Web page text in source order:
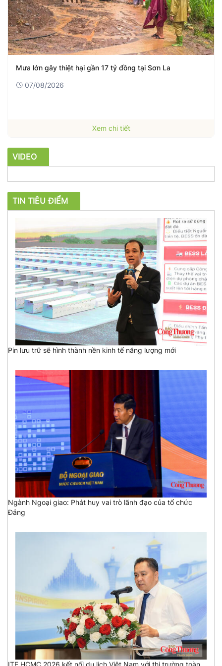
Mưa lớn gây thiệt hại gần 17 tỷ đồng tại Sơn La
07/08/2026
Xem chi tiết
VIDEO
TIN TIÊU ĐIỂM
Pin lưu trữ sẽ hình thành nền kinh tế năng lượng mới
Ngành Ngoại giao: Phát huy vai trò lãnh đạo của tổ chức
Đảng
ITE HCMC 2026 kết nối du lịch Việt Nam với thị trường toàn